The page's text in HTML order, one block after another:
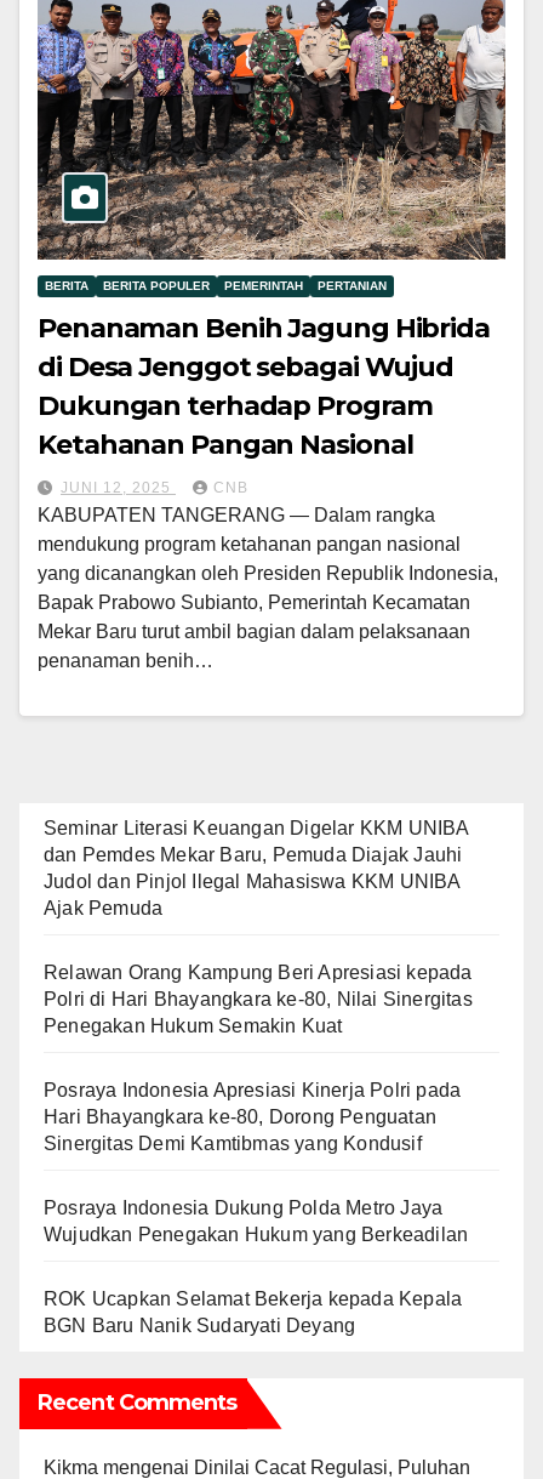
BERITA BERITA POPULER PEMERINTAH PERTANIAN
Penanaman Benih Jagung Hibrida
di Desa Jenggot sebagai Wujud
Dukungan terhadap Program
Ketahanan Pangan Nasional
JUNI 12, 2025 CNB
KABUPATEN TANGERANG — Dalam rangka
mendukung program ketahanan pangan nasional
yang dicanangkan oleh Presiden Republik Indonesia,
Bapak Prabowo Subianto, Pemerintah Kecamatan
Mekar Baru turut ambil bagian dalam pelaksanaan
penanaman benih…
Seminar Literasi Keuangan Digelar KKM UNIBA
dan Pemdes Mekar Baru, Pemuda Diajak Jauhi
Judol dan Pinjol Ilegal Mahasiswa KKM UNIBA
Ajak Pemuda
Relawan Orang Kampung Beri Apresiasi kepada
Polri di Hari Bhayangkara ke-80, Nilai Sinergitas
Penegakan Hukum Semakin Kuat
Posraya Indonesia Apresiasi Kinerja Polri pada
Hari Bhayangkara ke-80, Dorong Penguatan
Sinergitas Demi Kamtibmas yang Kondusif
Posraya Indonesia Dukung Polda Metro Jaya
Wujudkan Penegakan Hukum yang Berkeadilan
ROK Ucapkan Selamat Bekerja kepada Kepala
BGN Baru Nanik Sudaryati Deyang
Recent Comments
Kikma mengenai Dinilai Cacat Regulasi, Puluhan